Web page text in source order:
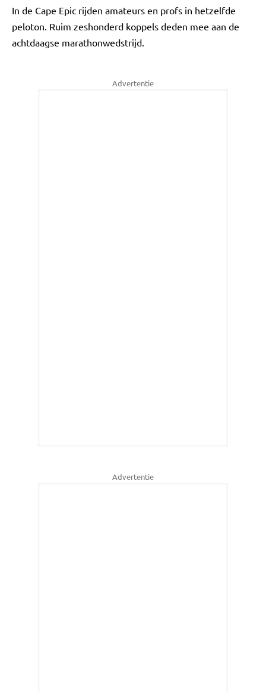
In de Cape Epic rijden amateurs en profs in hetzelfde
peloton. Ruim zeshonderd koppels deden mee aan de
achtdaagse marathonwedstrijd.
Advertentie
Advertentie